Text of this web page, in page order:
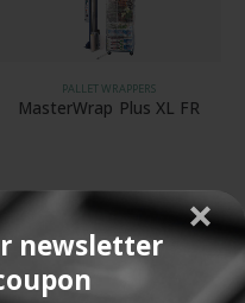
newsletter
PALLET WRAPPERS
MasterWrap Plus XL FR